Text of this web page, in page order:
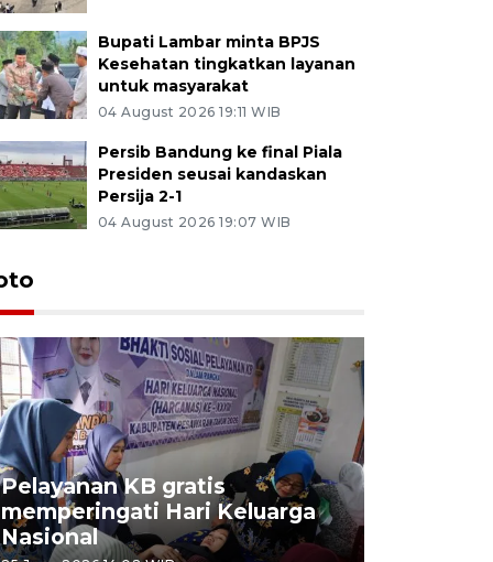
Bupati Lambar minta BPJS
Kesehatan tingkatkan layanan
untuk masyarakat
04 August 2026 19:11 WIB
Persib Bandung ke final Piala
Presiden seusai kandaskan
Persija 2-1
04 August 2026 19:07 WIB
Pelayanan KB gratis
memperingati Hari Keluarga
Nasional